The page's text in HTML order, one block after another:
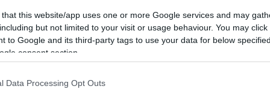
that this website/app uses one or more Google services and may
but not limited to your visit or usage behaviour. You may
to Google and its third-party tags to use your data for below
consent section.
Data Processing Opt Outs
Fanatic
Fit For An
Fostartály (1
Godsleep (1
(FIN):st(augusztus 30.)
Danger Zone
(február 9.)
(US):Insanium
Cometh The Storm(április 19.)